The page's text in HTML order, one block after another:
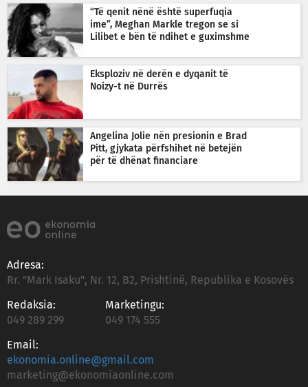
“Të qenit nënë është superfuqia
ime”, Meghan Markle tregon se si
Lilibet e bën të ndihet e guximshme
Eksploziv në derën e dyqanit të
Noizy-t në Durrës
Angelina Jolie nën presionin e Brad
Pitt, gjykata përfshihet në betejën
për të dhënat financiare
Adresa:
Rr. "Mark Isaku", Nr. 12, B2, Prishtinë, Republika e Kosovës
Redaksia:
049 289 299
Marketingu:
049 174 555
Email:
ekonomia.online@gmail.com
marketing@ekonomiaonline.com